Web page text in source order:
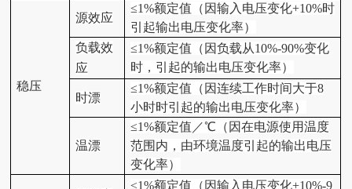
稳压
源效应
≤1%额定值（因输入电压变化+10%时
引起输出电压变化率）
负载效
应
≤1%额定值（因负载从10%-90%变化
时，引起的输出电压变化率）
时漂
≤1%额定值（因连续工作时间大于8
小时时引起的输出电压变化率）
温漂
≤1%额定值／℃（因在电源使用温度
范围内，由环境温度引起的输出电压
变化率）
≤1%额定值（因输入电压变化+10%-9